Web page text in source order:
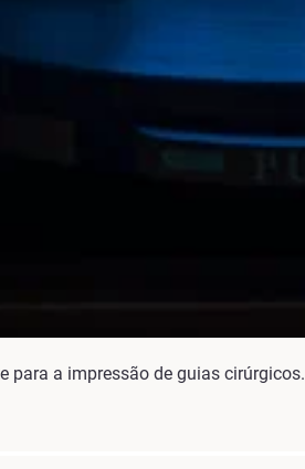
para a impressão de guias cirúrgicos.